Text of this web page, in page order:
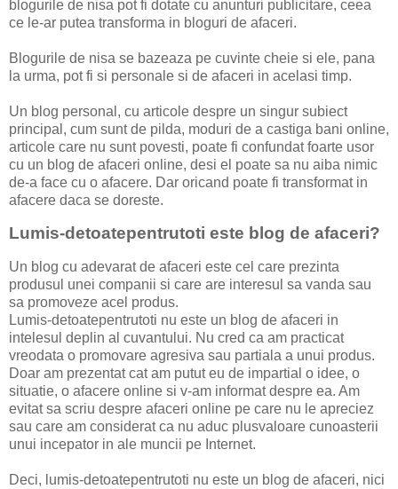
blogurile de nisa pot fi dotate cu anunturi publicitare, ceea
ce le-ar putea transforma in bloguri de afaceri.
Blogurile de nisa se bazeaza pe cuvinte cheie si ele, pana
la urma, pot fi si personale si de afaceri in acelasi timp.
Un blog personal, cu articole despre un singur subiect
principal, cum sunt de pilda, moduri de a castiga bani online,
articole care nu sunt povesti, poate fi confundat foarte usor
cu un blog de afaceri online, desi el poate sa nu aiba nimic
de-a face cu o afacere. Dar oricand poate fi transformat in
afacere daca se doreste.
Lumis-detoatepentrutoti este blog de afaceri?
Un blog cu adevarat de afaceri este cel care prezinta
produsul unei companii si care are interesul sa vanda sau
sa promoveze acel produs.
Lumis-detoatepentrutoti nu este un blog de afaceri in
intelesul deplin al cuvantului. Nu cred ca am practicat
vreodata o promovare agresiva sau partiala a unui produs.
Doar am prezentat cat am putut eu de impartial o idee, o
situatie, o afacere online si v-am informat despre ea. Am
evitat sa scriu despre afaceri online pe care nu le apreciez
sau care am considerat ca nu aduc plusvaloare cunoasterii
unui incepator in ale muncii pe Internet.
Deci, lumis-detoatepentrutoti nu este un blog de afaceri, nici